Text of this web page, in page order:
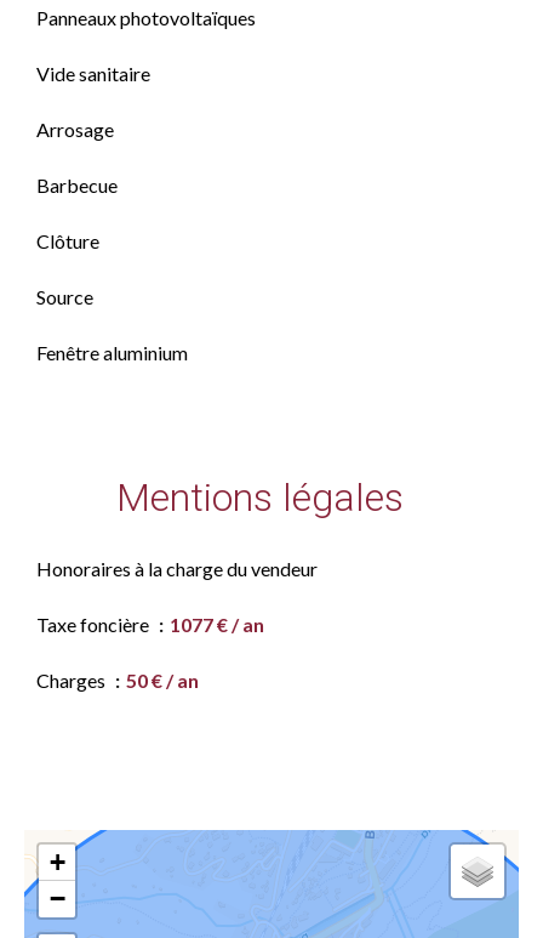
Panneaux photovoltaïques
Vide sanitaire
Arrosage
Barbecue
Clôture
Source
Fenêtre aluminium
Mentions légales
Honoraires à la charge du vendeur
Taxe foncière 1077 € / an
Charges 50 € / an
+
−